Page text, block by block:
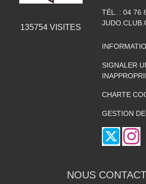
135754 VISITES
TÉL. : 04 76
SIGNALER
CHARTE
GESTION
NOUS